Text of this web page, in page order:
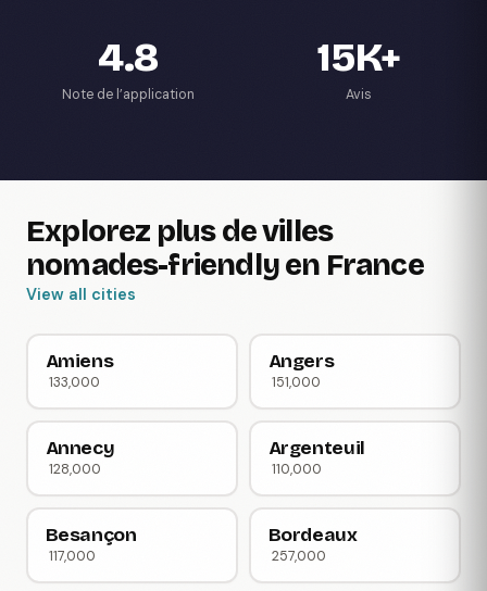
4.8
Note de l’application
15K+
Avis
Explorez plus de villes
nomades-friendly en France
View all cities
Amiens
133,000
Angers
151,000
Annecy
128,000
Argenteuil
110,000
Besançon
117,000
Bordeaux
257,000